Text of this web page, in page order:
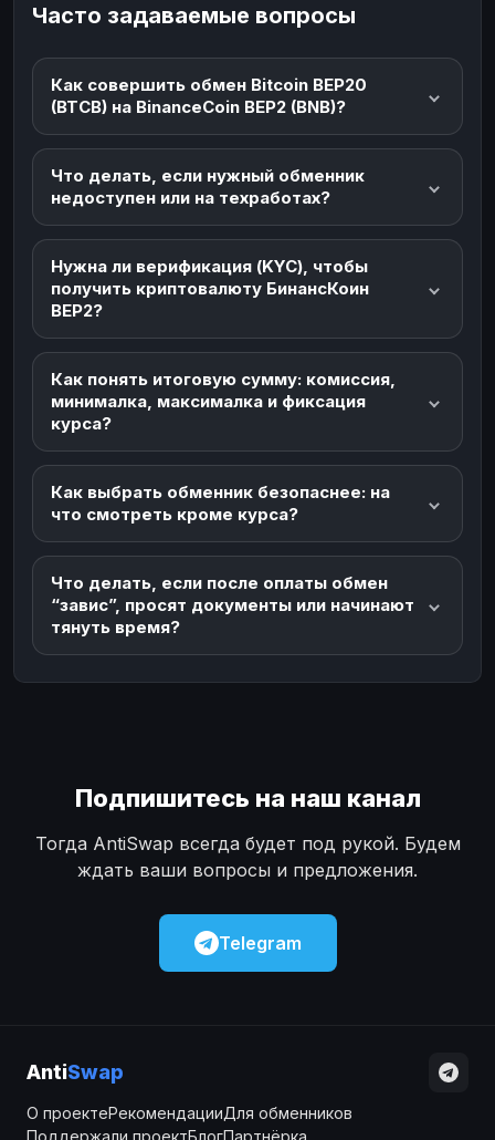
Часто задаваемые вопросы
Как совершить обмен Bitcoin BEP20
(BTCB) на BinanceCoin BEP2 (BNB)?
Что делать, если нужный обменник
недоступен или на техработах?
Нужна ли верификация (KYC), чтобы
получить криптовалюту БинансКоин
BEP2?
Как понять итоговую сумму: комиссия,
минималка, максималка и фиксация
курса?
Как выбрать обменник безопаснее: на
что смотреть кроме курса?
Что делать, если после оплаты обмен
“завис”, просят документы или начинают
тянуть время?
Подпишитесь на наш канал
Тогда AntiSwap всегда будет под рукой. Будем
ждать ваши вопросы и предложения.
Telegram
AntiSwap
О проектеРекомендацииДля обменников
Поддержали проектБлогПартнёрка